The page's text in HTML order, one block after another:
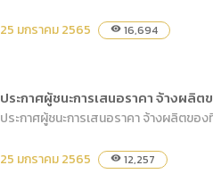
25 มกราคม 2565 visibility 16,694
ประกาศผู้ชนะการเสนอราคา จ้างผลิ
ประกาศผู้ชนะการเสนอราคา จ้างผลิตขอ
25 มกราคม 2565 visibility 12,257